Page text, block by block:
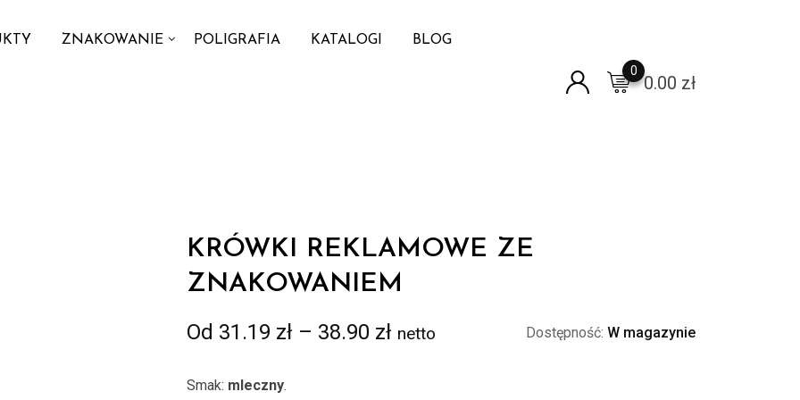
ZNAKOWANIE POLIGRAFIA KATALOGI BLOG
0.00 zł
0
KRÓWKI REKLAMOWE ZE
ZNAKOWANIEM
Od 31.19 zł – 38.90 złZakres
netto Dostępność: W magazynie
Smak: mleczny.